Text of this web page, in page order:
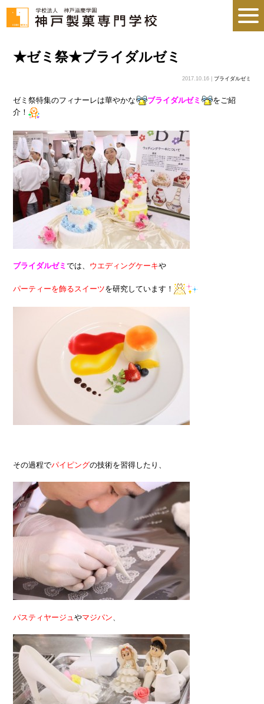
★ゼミ祭★ブライダルゼミ
2017.10.16 | ブライダルゼミ
ゼミ祭特集のフィナーレは華やかな ブライダルゼミ
をご紹
介！
ブライダルゼミでは、 ウエディングケーキや
パーティーを飾るスイーツを研究しています！
その過程でパイピングの技術を習得したり、
パスティヤージュやマジパン